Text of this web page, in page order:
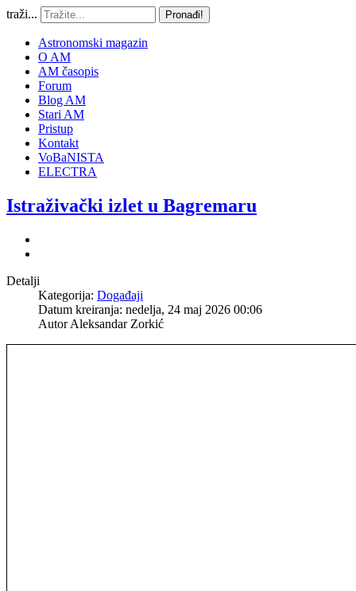
traži... Pronađi!
Astronomski magazin
O AM
AM časopis
Forum
Blog AM
Stari AM
Pristup
Kontakt
VoBaNISTA
ELECTRA
Istraživački izlet u Bagremaru
Detalji
Kategorija: Događaji
Datum kreiranja: nedelja, 24 maj 2026 00:06
AutorAleksandar Zorkić